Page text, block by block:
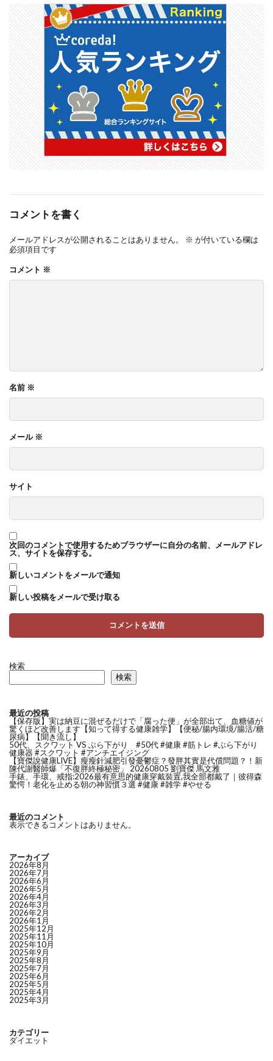
コメントを書く
メールアドレスが公開されることはありません。 ※ が付いている欄は
必須項目です
コメント ※
名前 ※
メール ※
サイト
次回のコメントで使用するためブラウザーに自分の名前、メールアドレ
ス、サイトを保存する。
新しいコメントをメールで通知
新しい投稿をメールで受け取る
検索
検索
最近の投稿
【保存版】実は納豆に混ぜるだけで「腐った便」が全部出て、血糖値が
驚くほど改善します【知って得する健康雑学】【便秘/腸内環境/腸活/糖
尿病】【聞き流し】
50代、スクワット VS ぶら下がり #50代 #健康 #筋トレ #ぶら下がり
健康器 #スクワット #アンチエイジング
【寶傑說健康LIVE】瘦瘦針減肥引發憂鬱症？發胖其實是代償問題？！新
陳代謝醫師爆「不復胖終極秘密」 20260805 劉寶傑 馬文雅
手錶、手環、戒指:2026最有意思的健康穿戴裝置,我全部都戴了｜彼得森
驚愕！老化を止める朝の神習慣３選 #健康 #雑学 #やせる
最近のコメント
表示できるコメントはありません。
アーカイブ
2026年8月
2026年7月
2026年6月
2026年5月
2026年4月
2026年3月
2026年2月
2026年1月
2025年12月
2025年11月
2025年10月
2025年9月
2025年8月
2025年7月
2025年6月
2025年5月
2025年4月
2025年3月
カテゴリー
ダイエット